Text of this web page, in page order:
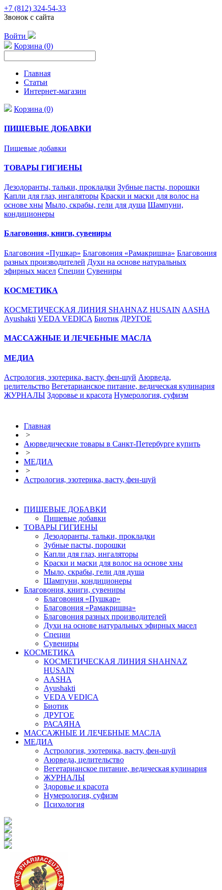
+7 (812) 324-54-33
Звонок с сайта
Войти
Корзина (0)
Главная
Статьи
Интернет-магазин
Корзина (0)
ПИЩЕВЫЕ ДОБАВКИ
Пищевые добавки
ТОВАРЫ ГИГИЕНЫ
Дезодоранты, тальки, прокладки Зубные пасты, порошки
Капли для глаз, ингаляторы Краски и маски для волос на
основе хны Мыло, скрабы, гели для душа Шампуни,
кондиционеры
Благовония, книги, сувениры
Благовония «Пушкар» Благовония «Рамакришна» Благовония
разных производителей Духи на основе натуральных
эфирных масел Специи Сувениры
КОСМЕТИКА
КОСМЕТИЧЕСКАЯ ЛИНИЯ SHAHNAZ HUSAIN AASHA
Ayushakti VEDA VEDICA Биотик ДРУГОЕ
МАССАЖНЫЕ И ЛЕЧЕБНЫЕ МАСЛА
МЕДИА
Астрология, эзотерика, васту, фен-шуй Аюрведа,
целительство Вегетарианское питание, ведическая кулинария
ЖУРНАЛЫ Здоровье и красота Нумерология, суфизм
Главная
>
Аюрведические товары в Санкт-Петербурге купить
>
МЕДИА
>
Астрология, эзотерика, васту, фен-шуй
ПИЩЕВЫЕ ДОБАВКИ
Пищевые добавки
ТОВАРЫ ГИГИЕНЫ
Дезодоранты, тальки, прокладки
Зубные пасты, порошки
Капли для глаз, ингаляторы
Краски и маски для волос на основе хны
Мыло, скрабы, гели для душа
Шампуни, кондиционеры
Благовония, книги, сувениры
Благовония «Пушкар»
Благовония «Рамакришна»
Благовония разных производителей
Духи на основе натуральных эфирных масел
Специи
Сувениры
КОСМЕТИКА
КОСМЕТИЧЕСКАЯ ЛИНИЯ SHAHNAZ
HUSAIN
AASHA
Ayushakti
VEDA VEDICA
Биотик
ДРУГОЕ
РАСАЯНА
МАССАЖНЫЕ И ЛЕЧЕБНЫЕ МАСЛА
МЕДИА
Астрология, эзотерика, васту, фен-шуй
Аюрведа, целительство
Вегетарианское питание, ведическая кулинария
ЖУРНАЛЫ
Здоровье и красота
Нумерология, суфизм
Психология